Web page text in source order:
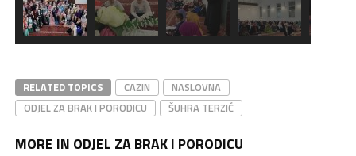
RELATED TOPICS CAZIN
NASLOVNA
ODJEL ZA BRAK I PORODICU
ŠUHRA TERZIĆ
MORE IN ODJEL ZA BRAK I PORODICU